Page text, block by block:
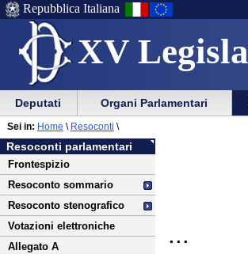
XV
Menu
di
ausilio
alla
navigazione
Vai
Menu
di
navigazione
principale
Repubblica Italiana
Menu
di
navigazione
principale
Vai
menu
di
sezione
Deputati Organi Parlamentari
Vai
al
contenuto
Resoconti parlamentari
Frontespizio
Resoconto sommario
Resoconto stenografico
Votazioni elettroniche
Allegato A
Sei in: Home \ Resoconti \
...